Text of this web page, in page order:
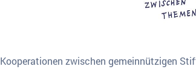
Kooperationen zwischen gemeinnützigen